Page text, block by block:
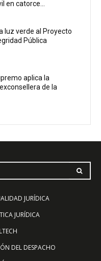
en catorce...
luz verde al Proyecto
Pública
aplica la
de la
JURÍDICA
JURÍDICA
DEL DESPACHO